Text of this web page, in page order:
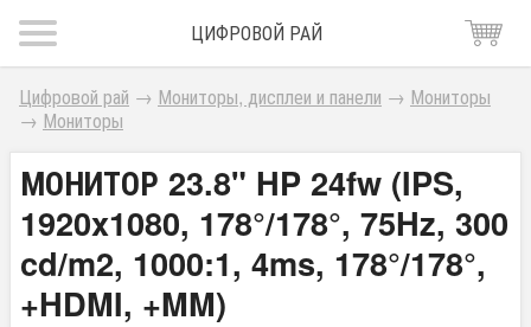
ЦИФРОВОЙ РАЙ
Цифровой рай → Мониторы, дисплеи и панели → Мониторы
→ Мониторы
МОНИТОР 23.8" HP 24fw (IPS,
1920x1080, 178°/178°, 75Hz, 300
cd/m2, 1000:1, 4ms, 178°/178°,
+HDMI, +MM)